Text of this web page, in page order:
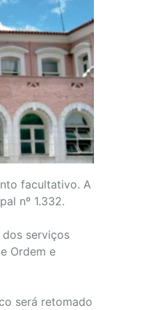
facultativo. A
nº 1.332.
serviços
Ordem e
será retomado